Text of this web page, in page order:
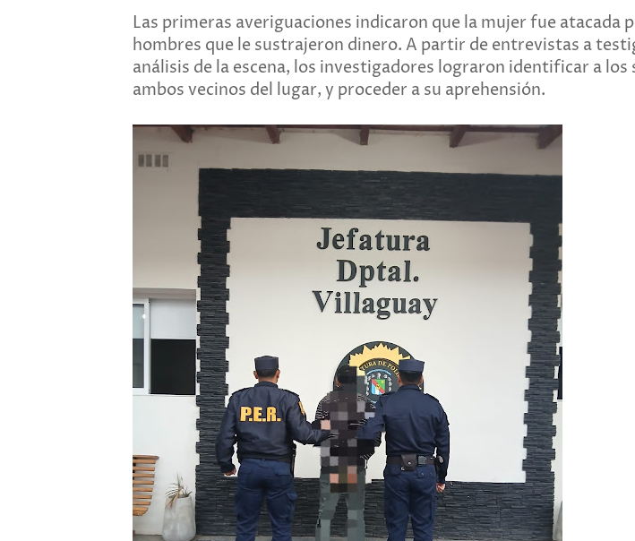
Las primeras averiguaciones indicaron que la mujer fue atacada
hombres que le sustrajeron dinero. A partir de entrevistas a
análisis de la escena, los investigadores lograron identificar a los
ambos vecinos del lugar, y proceder a su aprehensión.